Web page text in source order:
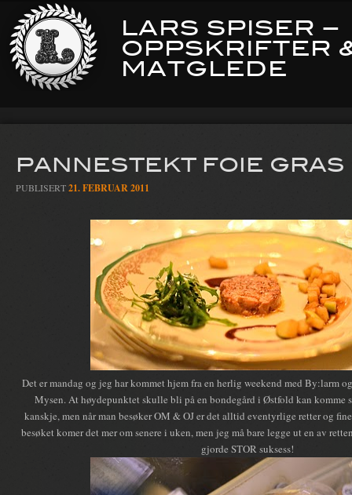
LARS SPISER –
OPPSKRIFTER
MATGLEDE
PANNESTEKT FOIE GRAS
PUBLISERT21. FEBRUAR 2011
Det er mandag og jeg har kommet hjem fra en herlig weekend med By:larm
Mysen. At høydepunktet skulle bli på en bondegård i Østfold kan komme
kanskje, men når man besøker OM & OJ er det alltid eventyrlige retter og
besøket komer det mer om senere i uken, men jeg må bare legge ut en av
gjorde STOR suksess!